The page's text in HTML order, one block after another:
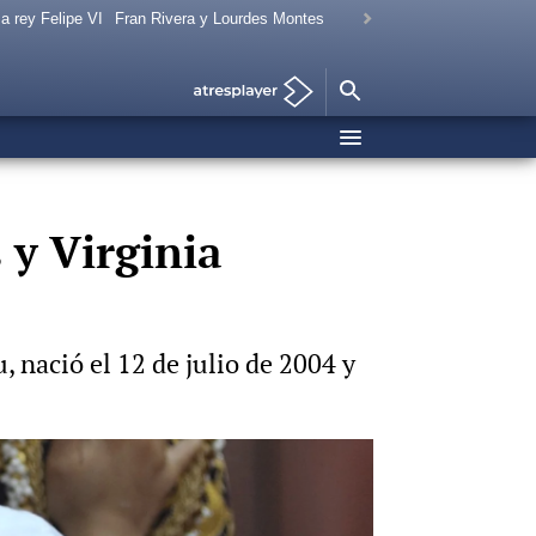
rey Felipe VI Fran Rivera y Lourdes Montes
y Virginia
nació el 12 de julio de 2004 y